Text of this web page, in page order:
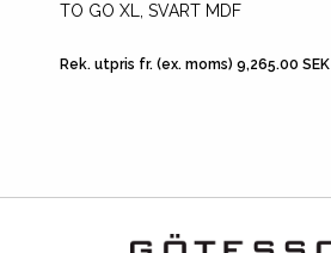
TO GO XL, SVART MDF
Rek. utpris fr. (ex. moms) 9,265.00 SEK